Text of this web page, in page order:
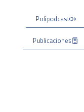
Polipodcast
Publicaciones